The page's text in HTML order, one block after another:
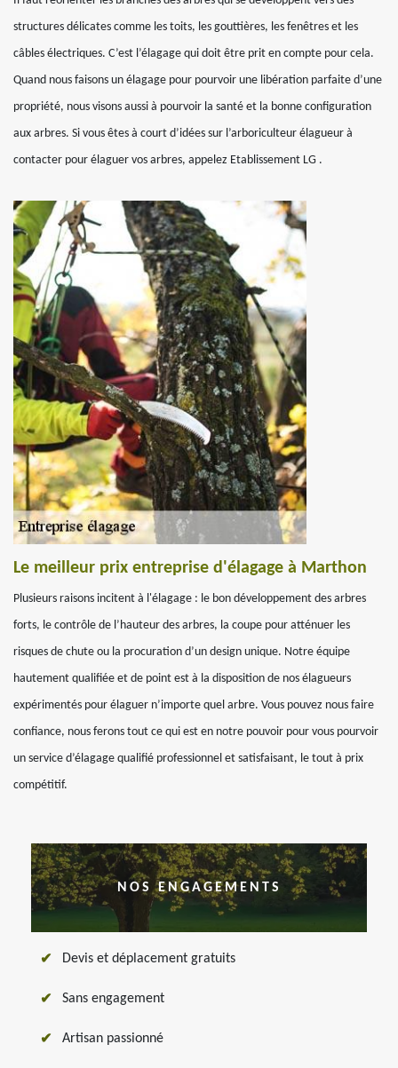
structures délicates comme les toits, les gouttières, les fenêtres et les
câbles électriques. C’est l’élagage qui doit être prit en compte pour cela.
Quand nous faisons un élagage pour pourvoir une libération parfaite d’une
propriété, nous visons aussi à pourvoir la santé et la bonne configuration
aux arbres. Si vous êtes à court d’idées sur l’arboriculteur élagueur à
contacter pour élaguer vos arbres, appelez Etablissement LG .
Le meilleur prix entreprise d'élagage à Marthon
Plusieurs raisons incitent à l'élagage : le bon développement des arbres
forts, le contrôle de l’hauteur des arbres, la coupe pour atténuer les
risques de chute ou la procuration d’un design unique. Notre équipe
hautement qualifiée et de point est à la disposition de nos élagueurs
expérimentés pour élaguer n’importe quel arbre. Vous pouvez nous faire
confiance, nous ferons tout ce qui est en notre pouvoir pour vous pourvoir
un service d’élagage qualifié professionnel et satisfaisant, le tout à prix
compétitif.
NOS ENGAGEMENTS
Devis et déplacement gratuits
Sans engagement
Artisan passionné